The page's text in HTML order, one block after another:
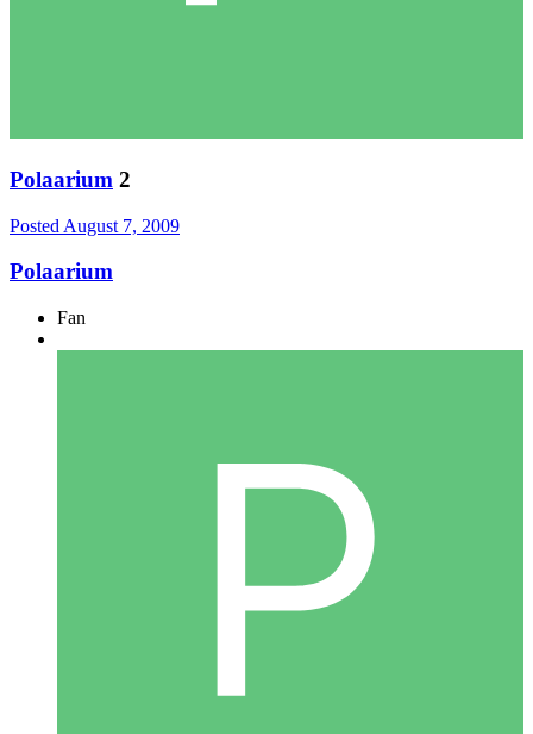
Polaarium 2
Posted August 7, 2009
Polaarium
Fan